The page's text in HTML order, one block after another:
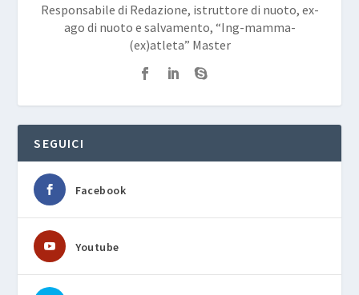
Responsabile di Redazione, istruttore di nuoto, ex-
ago di nuoto e salvamento, “Ing-mamma-
(ex)atleta” Master
SEGUICI
Facebook
Youtube